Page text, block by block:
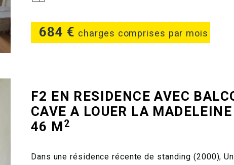
684 € charges comprises par mois
F2 EN RESIDENCE AVEC
CAVE A LOUER LA
46 M2
Dans une résidence récente de standing (2000),